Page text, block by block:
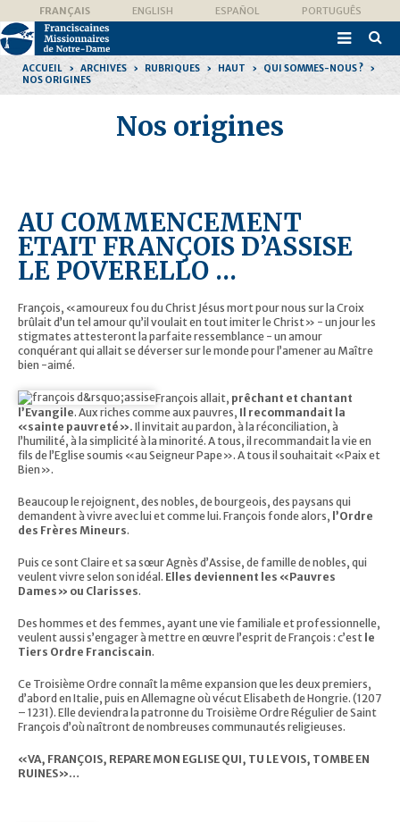
contenu.
|
Aller
navigation
personnelsFRANÇAIS ENGLISH ESPAÑOL PORTUGUÊS

ACCUEIL › ARCHIVES › RUBRIQUES › HAUT › QUI SOMMES-NOUS ?
›
NOS ORIGINES
Nos origines
AU COMMENCEMENT
ETAIT FRANÇOIS D’ASSISE
LE POVERELLO …
François, «amoureux fou du Christ Jésus mort pour nous sur la Croix
brûlait d’un tel amour qu’il voulait en tout imiter le Christ» - un jour les
stigmates attesteront la parfaite ressemblance - un amour
conquérant qui allait se déverser sur le monde pour l’amener au Maître
bien -aimé.
François allait, prêchant et chantant
l’Evangile. Aux riches comme aux pauvres, Il recommandait la
«sainte pauvreté». Il invitait au pardon, à la réconciliation, à
l’humilité, à la simplicité à la minorité. A tous, il recommandait la vie en
fils de l’Eglise soumis «au Seigneur Pape». A tous il souhaitait «Paix et
Bien».
Beaucoup le rejoignent, des nobles, de bourgeois, des paysans qui
demandent à vivre avec lui et comme lui. François fonde alors, l’Ordre
des Frères Mineurs.
Puis ce sont Claire et sa sœur Agnès d’Assise, de famille de nobles, qui
veulent vivre selon son idéal. Elles deviennent les «Pauvres
Dames» ou Clarisses.
Des hommes et des femmes, ayant une vie familiale et professionnelle,
veulent aussi s’engager à mettre en œuvre l’esprit de François : c’est le
Tiers Ordre Franciscain.
Ce Troisième Ordre connaît la même expansion que les deux premiers,
d’abord en Italie, puis en Allemagne où vécut Elisabeth de Hongrie. (1207
– 1231). Elle deviendra la patronne du Troisième Ordre Régulier de Saint
François d’où naîtront de nombreuses communautés religieuses.
«VA, FRANÇOIS, REPARE MON EGLISE QUI, TU LE VOIS, TOMBE EN
RUINES»…